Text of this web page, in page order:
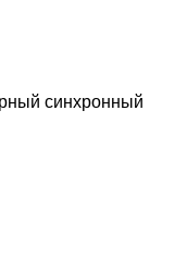
синхронный